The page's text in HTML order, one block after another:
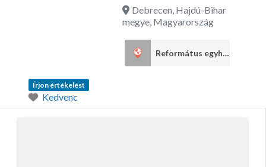
Debrecen, Hajdú-Bihar
megye, Magyarország
Református egyház
Írjon értékelést
Kedvenc